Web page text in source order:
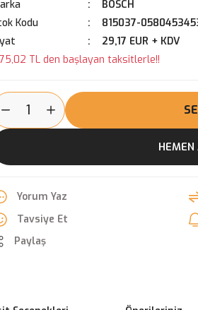
BOSCH
Kodu
815037-
29,17 EUR + KDV
TL den başlayan taksitlerle!!
HEMEN
Yorum Yaz
Tavsiye Et
Paylaş